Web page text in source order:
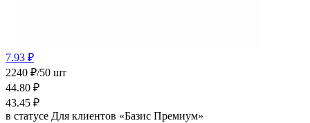
7.93 ₽
2240 ₽/50 шт
44.80 ₽
43.45 ₽
в статусе Для клиентов «Базис Премиум»